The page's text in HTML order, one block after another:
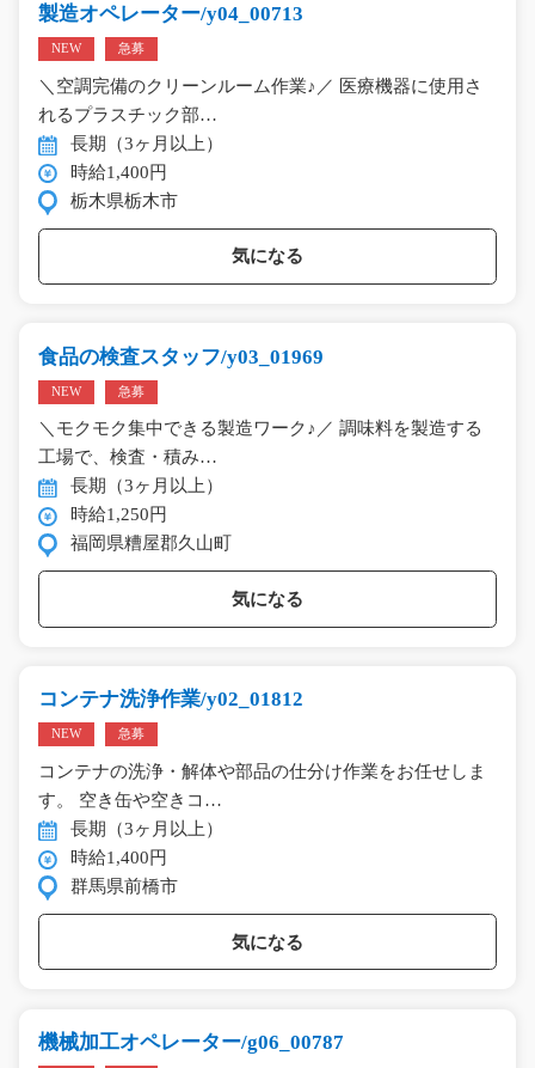
製造オペレーター/y04_00713
NEW 急募
＼空調完備のクリーンルーム作業♪／ 医療機器に使用さ
れるプラスチック部…
長期（3ヶ月以上）
時給1,400円
栃木県栃木市
気になる
食品の検査スタッフ/y03_01969
NEW 急募
＼モクモク集中できる製造ワーク♪／ 調味料を製造する
工場で、検査・積み…
長期（3ヶ月以上）
時給1,250円
福岡県糟屋郡久山町
気になる
コンテナ洗浄作業/y02_01812
NEW 急募
コンテナの洗浄・解体や部品の仕分け作業をお任せしま
す。 空き缶や空きコ…
長期（3ヶ月以上）
時給1,400円
群馬県前橋市
気になる
機械加工オペレーター/g06_00787